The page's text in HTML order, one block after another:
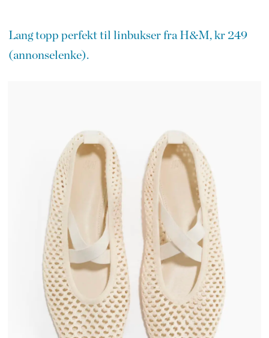
Lang topp perfekt til linbukser fra H&M, kr 249
(annonselenke).